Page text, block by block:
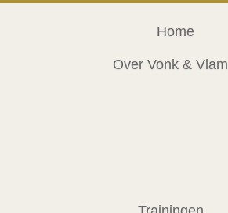
Home
Over Vonk & Vlam